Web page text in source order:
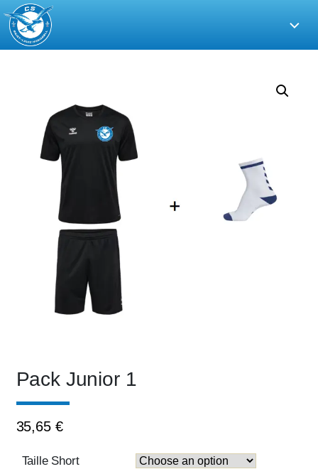
CS
Pack Junior 1
35,65 €
Taille Short